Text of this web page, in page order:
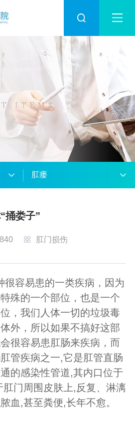
肛瘘
捅娄子”
肛门损伤
很容易患的一类疾病，因为
殊的一个部位，也是一个
，我们人体一切的垃圾毒
外，所以如果不搞好这部
很容易患肛肠来疾病，而
管疾病之一,它是肛管直肠
的感染性管道,其内口位于
门周围皮肤上,反复、淋漓
血,甚至粪便,长年不愈。